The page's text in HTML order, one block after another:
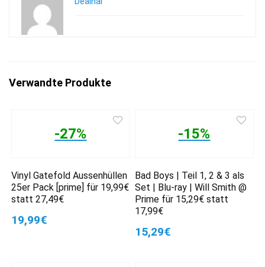
Verwandte Produkte
-27%
Vinyl Gatefold Aussenhüllen
25er Pack [prime] für 19,99€
statt 27,49€
19,99€
-15%
Bad Boys | Teil 1, 2 & 3 als
Set | Blu-ray | Will Smith @
Prime für 15,29€ statt
17,99€
15,29€